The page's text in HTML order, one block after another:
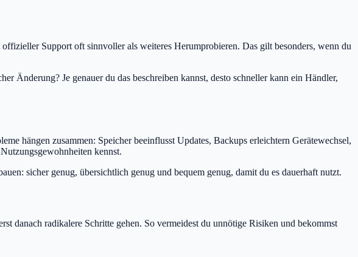
Support oft sinnvoller als weiteres Herumprobieren. Das gilt besonders, wenn du
Änderung? Je genauer du das beschreiben kannst, desto schneller kann ein Händler,
hängen zusammen: Speicher beeinflusst Updates, Backups erleichtern Gerätewechsel,
kennst.
sicher genug, übersichtlich genug und bequem genug, damit du es dauerhaft nutzt.
danach radikalere Schritte gehen. So vermeidest du unnötige Risiken und bekommst